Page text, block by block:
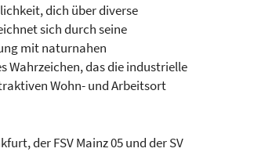
dich über diverse
sich durch seine
mit naturnahen
Wahrzeichen, das die industrielle
Wohn- und Arbeitsort
der FSV Mainz 05 und der SV